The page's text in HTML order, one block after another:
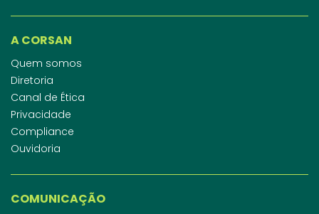
A CORSAN
Quem somos
Diretoria
Canal de Ética
Privacidade
Compliance
Ouvidoria
COMUNICAÇÃO